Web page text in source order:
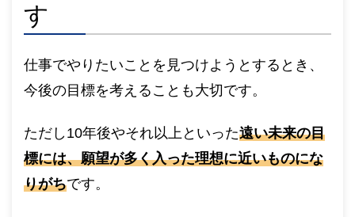
す
仕事でやりたいことを見つけようとするとき、
今後の目標を考えることも大切です。
ただし10年後やそれ以上といった遠い未来の目
標には、願望が多く入った理想に近いものにな
りがちです。